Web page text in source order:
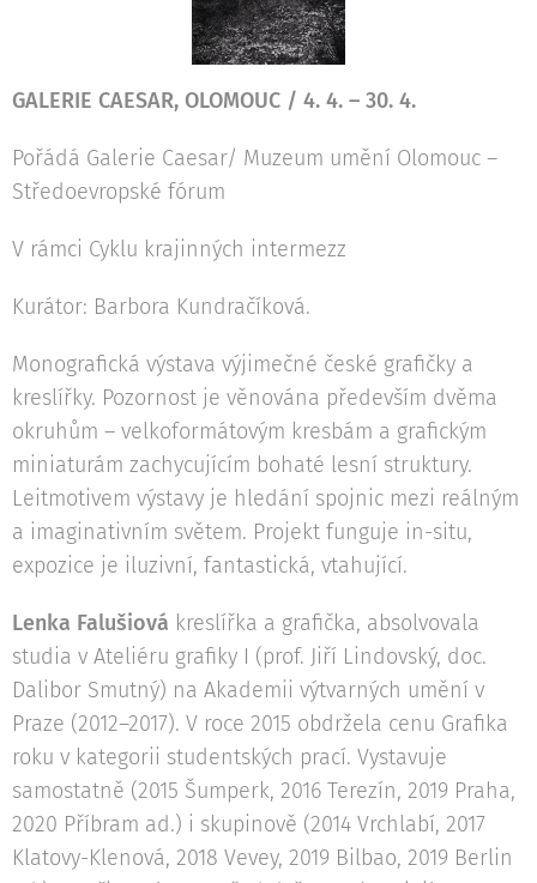
GALERIE CAESAR, OLOMOUC / 4. 4. – 30. 4.
Pořádá Galerie Caesar/ Muzeum umění Olomouc –
Středoevropské fórum
V rámci Cyklu krajinných intermezz
Kurátor: Barbora Kundračíková.
Monografická výstava výjimečné české grafičky a
kreslířky. Pozornost je věnována především dvěma
okruhům – velkoformátovým kresbám a grafickým
miniaturám zachycujícím bohaté lesní struktury.
Leitmotivem výstavy je hledání spojnic mezi reálným
a imaginativním světem. Projekt funguje in-situ,
expozice je iluzivní, fantastická, vtahující.
Lenka Falušiová kreslířka a grafička, absolvovala
studia v Ateliéru grafiky I (prof. Jiří Lindovský, doc.
Dalibor Smutný) na Akademii výtvarných umění v
Praze (2012–2017). V roce 2015 obdržela cenu Grafika
roku v kategorii studentských prací. Vystavuje
samostatně (2015 Šumperk, 2016 Terezín, 2019 Praha,
2020 Příbram ad.) i skupinově (2014 Vrchlabí, 2017
Klatovy-Klenová, 2018 Vevey, 2019 Bilbao, 2019 Berlin